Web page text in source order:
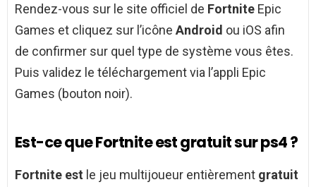
Rendez-vous sur le site officiel de Fortnite Epic
Games et cliquez sur l’icône Android ou iOS afin
de confirmer sur quel type de système vous êtes.
Puis validez le téléchargement via l’appli Epic
Games (bouton noir).
Est-ce que Fortnite est gratuit sur ps4 ?
Fortnite est le jeu multijoueur entièrement gratuit